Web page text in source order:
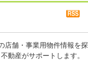
店舗・事業用物件情報を探
動産がサポートします。